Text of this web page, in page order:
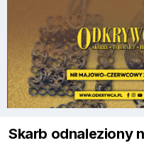
Skarb odnaleziony